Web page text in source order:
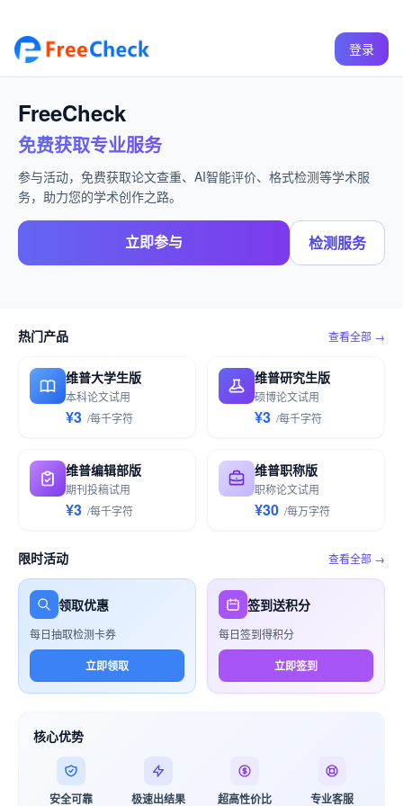
登录
FreeCheck
免费获取专业服务
参与活动，免费获取论文查重、AI智能评价、格式检测等学术服
务，助力您的学术创作之路。
立即参与 检测服务
热门产品 查看全部 →
维普大学生版
本科论文试用
¥3 /每千字符
维普研究生版
硕博论文试用
¥3 /每千字符
维普编辑部版
期刊投稿试用
¥3 /每千字符
维普职称版
职称论文试用
¥30 /每万字符
限时活动 查看全部 →
领取优惠
每日抽取检测卡券
立即领取
签到送积分
每日签到得积分
立即签到
核心优势
安全可靠 极速出结果 超高性价比 专业客服